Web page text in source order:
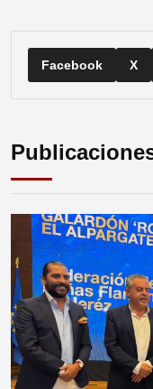
Facebook X